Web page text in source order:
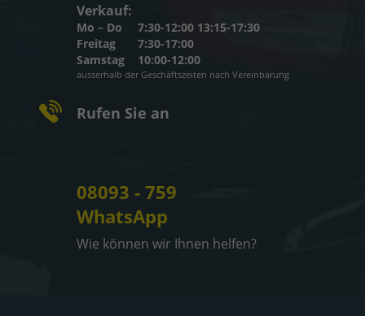
Verkauf:
Mo – Do
7:30-12:00 13:15-17:30
Freitag
7:30-17:00
Samstag
10:00-12:00
ausserhalb der Geschäftszeiten nach Vereinbarung
Rufen Sie an
08093 - 759
WhatsApp
Wie können wir Ihnen helfen?